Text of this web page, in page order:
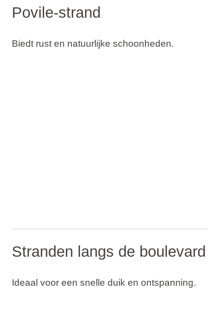
Povile-strand
Biedt rust en natuurlijke schoonheden.
Stranden langs de boulevard
Ideaal voor een snelle duik en ontspanning.